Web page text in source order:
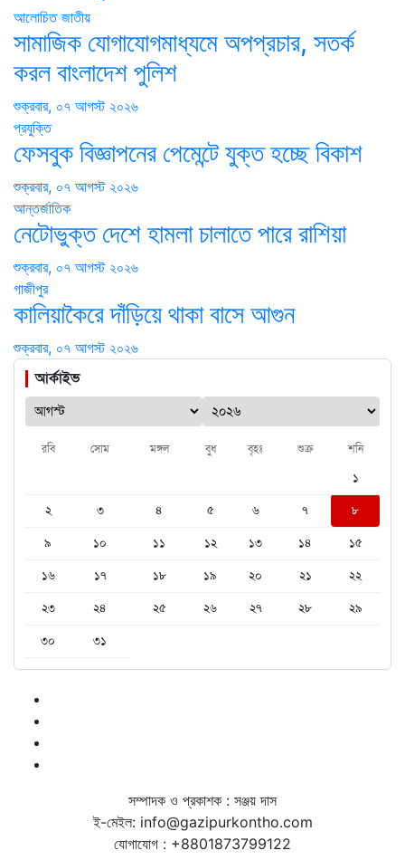
আলোচিত জাতীয়
সামাজিক যোগাযোগমাধ্যমে অপপ্রচার, সতর্ক
করল বাংলাদেশ পুলিশ
শুক্রবার, ০৭ আগস্ট ২০২৬
প্রযুক্তি
ফেসবুক বিজ্ঞাপনের পেমেন্টে যুক্ত হচ্ছে বিকাশ
শুক্রবার, ০৭ আগস্ট ২০২৬
আন্তর্জাতিক
নেটোভুক্ত দেশে হামলা চালাতে পারে রাশিয়া
শুক্রবার, ০৭ আগস্ট ২০২৬
গাজীপুর
কালিয়াকৈরে দাঁড়িয়ে থাকা বাসে আগুন
শুক্রবার, ০৭ আগস্ট ২০২৬
আর্কাইভ
রবি সোম মঙ্গল বুধ বৃহঃ শুক্র শনি
১
২
৩ ৪ ৫ ৬ ৭
৮
৯
১০ ১১ ১২ ১৩ ১৪
১৫
১৬
১৭ ১৮ ১৯ ২০ ২১
২২
২৩
২৪ ২৫ ২৬ ২৭ ২৮
২৯
৩০
৩১
সম্পাদক ও প্রকাশক : সঞ্জয় দাস
ই-মেইল: info@gazipurkontho.com
যোগাযোগ : +8801873799122